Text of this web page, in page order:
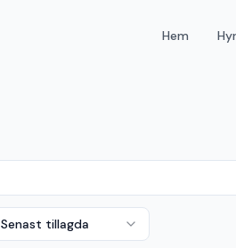
Hem
Senast tillagda